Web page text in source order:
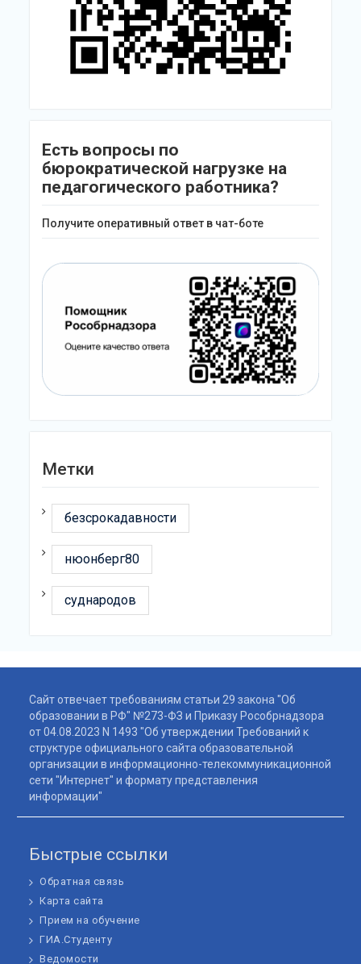
Есть вопросы по
бюрократической нагрузке на
педагогического работника?
Получите оперативный ответ в чат-боте
Метки
безсрокадавности
нюонберг80
суднародов
Сайт отвечает требованиям статьи 29 закона "Об
образовании в РФ" №273-ФЗ и Приказу Рособрнадзора
от 04.08.2023 N 1493 "Об утверждении Требований к
структуре официального сайта образовательной
организации в информационно-телекоммуникационной
сети "Интернет" и формату представления
информации"
Быстрые ссылки
Обратная связь
Карта сайта
Прием на обучение
ГИА.Студенту
Ведомости